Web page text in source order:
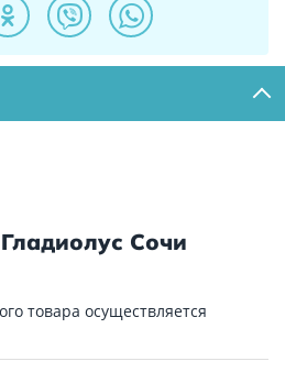
Сочи
товара осуществляется